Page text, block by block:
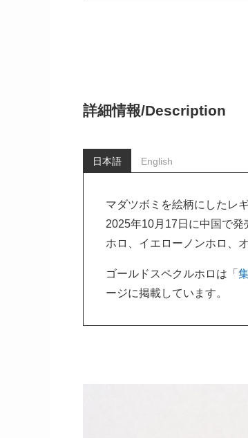
詳細情報/Description
日本語 English
マダツボミを絵柄にしたレ
2025年10月17日に中国で
ホロ、イエローノンホロ、
ゴールドスペクルホロは「
ージに掲載しています。